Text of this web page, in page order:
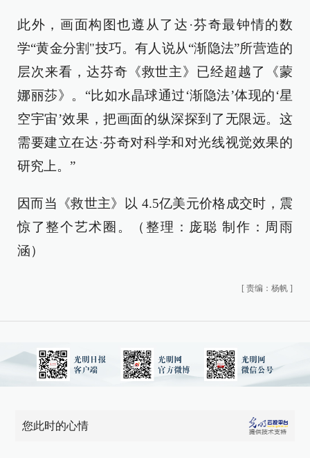
此外，画面构图也遵从了达·芬奇最钟情的数
学“黄金分割"技巧。有人说从“渐隐法”所营造的
层次来看，达芬奇《救世主》已经超越了《蒙
娜丽莎》。“比如水晶球通过‘渐隐法’体现的‘星
空宇宙’效果，把画面的纵深探到了无限远。这
需要建立在达·芬奇对科学和对光线视觉效果的
研究上。”
因而当《救世主》以 4.5亿美元价格成交时，震
惊了整个艺术圈。（整理：庞聪 制作：周雨
涵）
[ 责编：杨帆 ]
您此时的心情